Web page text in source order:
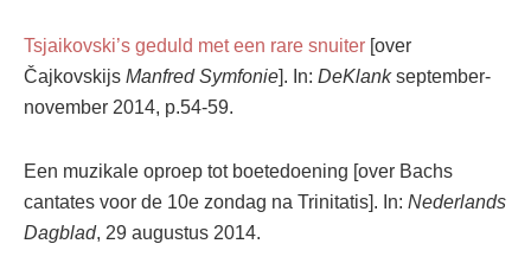
Tsjaikovski’s geduld met een rare snuiter [over
Čajkovskijs Manfred Symfonie]. In: DeKlankseptember-
november 2014, p.54-59.
Een muzikale oproep tot boetedoening [over Bachs
cantates voor de 10e zondag na Trinitatis]. In: Nederlands
Dagblad, 29 augustus 2014.